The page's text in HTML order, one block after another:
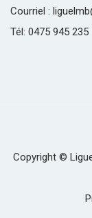
Courriel :
Tél: 0475 945 235
Copyright ©